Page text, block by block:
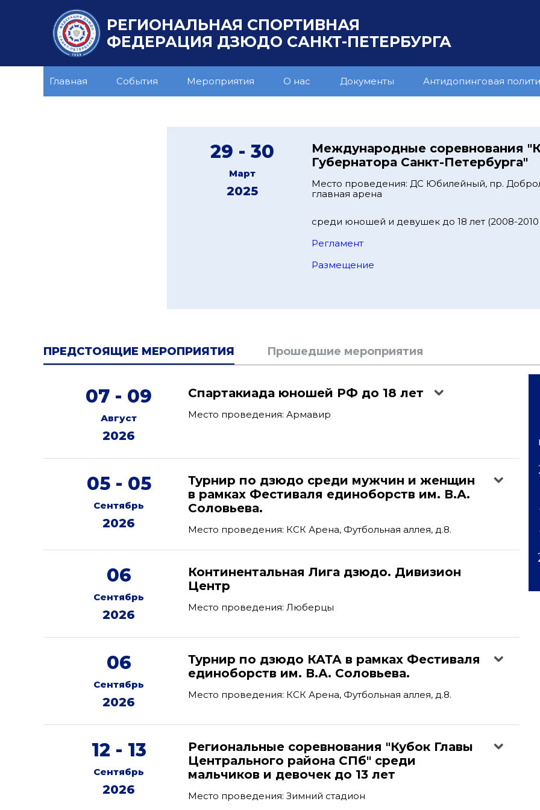
РЕГИОНАЛЬНАЯ СПОРТИВНАЯ
ФЕДЕРАЦИЯ ДЗЮДО САНКТ-ПЕТЕРБУРГА
Главная События Мероприятия О нас Документы Антидопинговая
29 - 30
Март
2025
Международные соревнования
Губернатора Санкт-Петербурга"
Место проведения: ДС Юбилейный, пр.
главная арена
среди юношей и девушек до 18 лет (2008-2010
Регламент
Размещение
ПРЕДСТОЯЩИЕ МЕРОПРИЯТИЯ Прошедшие мероприятия
07 - 09
Август
2026
Спартакиада юношей РФ до 18 лет
Место проведения: Армавир
05 - 05
Сентябрь
2026
Турнир по дзюдо среди мужчин и женщин
в рамках Фестиваля единоборств им. В.А.
Соловьева.
Место проведения: КСК Арена, Футбольная аллея, д.8.
06
Сентябрь
2026
Континентальная Лига дзюдо. Дивизион
Центр
Место проведения: Люберцы
06
Сентябрь
2026
Турнир по дзюдо КАТА в рамках Фестиваля
единоборств им. В.А. Соловьева.
Место проведения: КСК Арена, Футбольная аллея, д.8.
12 - 13
Сентябрь
2026
Региональные соревнования "Кубок Главы
Центрального района СПб" среди
мальчиков и девочек до 13 лет
Место проведения: Зимний стадион
1